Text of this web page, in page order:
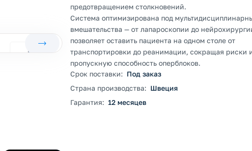
предотвращением столкновений.
Система оптимизирована под
вмешательства — от лапароскопии до
позволяет оставить пациента на одном столе от
транспортировки до реанимации, сокращая риски
пропускную способность оперблоков.
Срок поставки: Под заказ
Страна производства: Швеция
Гарантия: 12 месяцев